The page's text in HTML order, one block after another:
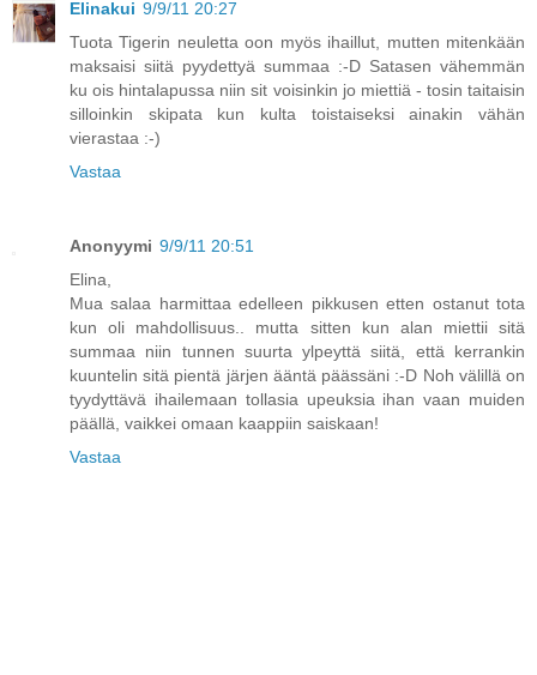
Elinakui 9/9/11 20:27
Tuota Tigerin neuletta oon myös ihaillut, mutten mitenkään
maksaisi siitä pyydettyä summaa :-D Satasen vähemmän
ku ois hintalapussa niin sit voisinkin jo miettiä - tosin taitaisin
silloinkin skipata kun kulta toistaiseksi ainakin vähän
vierastaa :-)
Vastaa
Anonyymi 9/9/11 20:51
Elina,
Mua salaa harmittaa edelleen pikkusen etten ostanut tota
kun oli mahdollisuus.. mutta sitten kun alan miettii sitä
summaa niin tunnen suurta ylpeyttä siitä, että kerrankin
kuuntelin sitä pientä järjen ääntä päässäni :-D Noh välillä on
tyydyttävä ihailemaan tollasia upeuksia ihan vaan muiden
päällä, vaikkei omaan kaappiin saiskaan!
Vastaa